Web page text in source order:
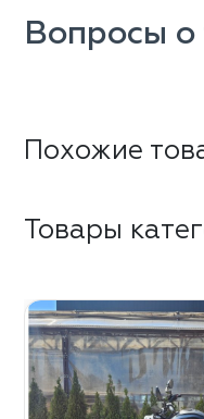
Вопросы о
Похожие
Товары